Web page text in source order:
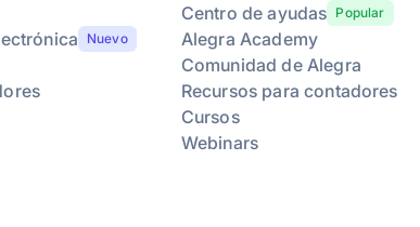
- -
Nuevo
Centro de ayudas Popular
Alegra Academy
Comunidad de Alegra
Recursos para contadores
Cursos
Webinars